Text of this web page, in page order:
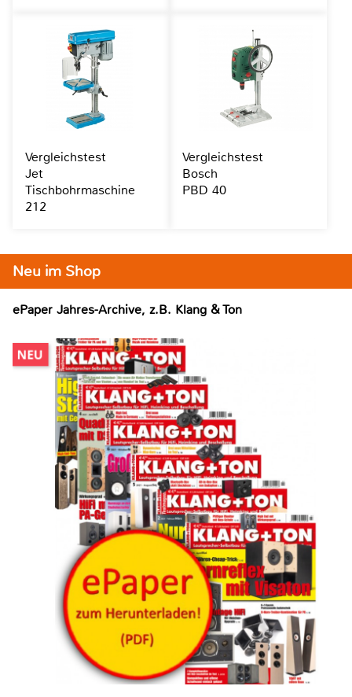
Neu im Shop
ePaper Jahres-Archive, z.B. Klang & Ton
Vergleichstest
Jet
Tischbohrmaschine
212
Vergleichstest
Bosch
PBD 40